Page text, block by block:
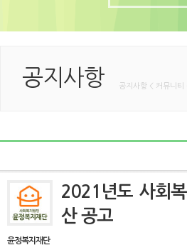
공지사항 공지사항 < 커뮤니
2021년도 사회
산 공고
윤정복지재단